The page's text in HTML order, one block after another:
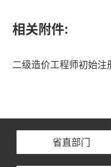
相关附件:
二级造价工程师初始
省直部门
湖北省住房保障中心